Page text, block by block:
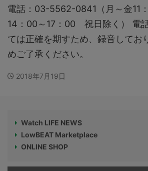
電話：03-5562-0841（月～金11
14：00～17：00 祝日除く） 電
ては正確を期すため、録音してお
めご了承ください。
2018年7月19日
Watch LIFE NEWS
LowBEAT Marketplace
ONLINE SHOP